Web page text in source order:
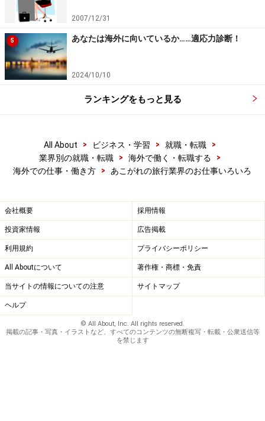
2007/12/31
5 あなたは海外に向いているか……適応力診断！
2024/10/10
ランキングをもっと見る
All About > ビジネス・学習 > 就職・転職
>
業界別の就職・転職
> 海外で働く・転職する
>
海外での仕事・働き方
> あこがれの旅行業界のお仕事いろいろ
会社概要 採用情報
投資家情報 広告掲載
利用規約 プライバシーポリシー
All Aboutについて 著作権・商標・免責
当サイトの情報についての注意 サイトマップ
ヘルプ
© All About, Inc. All rights reserved.
掲載の記事・写真・イラストなど、すべてのコンテンツの無断複写・転載・公衆送信等
を禁じます